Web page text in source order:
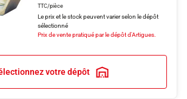
TTC/pièce
Le prix et le stock peuvent varier selon le dépôt
sélectionné
Prix de vente pratiqué par le dépôt d'Artigues.
votre dépôt